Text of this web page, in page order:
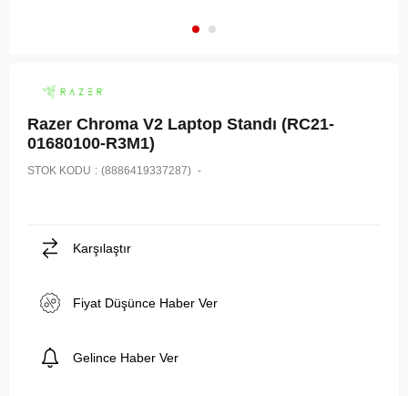
Razer Chroma V2 Laptop Standı (RC21-
01680100-R3M1)
STOK KODU (8886419337287)
Karşılaştır
Fiyat Düşünce Haber Ver
Gelince Haber Ver